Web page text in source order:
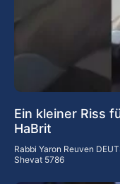
Ein kleiner Riss
HaBrit
Rabbi Yaron Reuven
Shevat 5786